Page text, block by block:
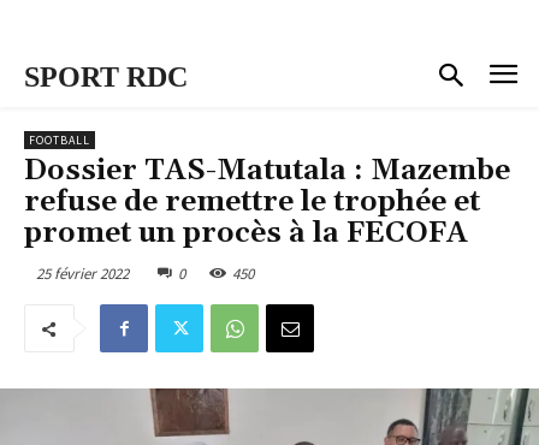
SPORT RDC
FOOTBALL
Dossier TAS-Matutala : Mazembe
refuse de remettre le trophée et
promet un procès à la FECOFA
25 février 2022 0 450